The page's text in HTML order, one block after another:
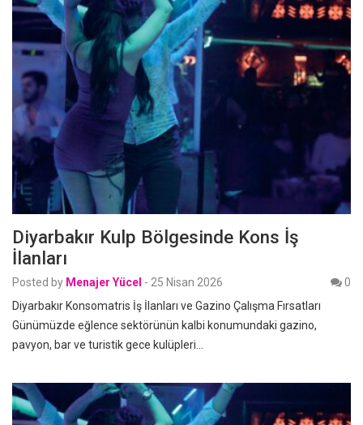
Diyarbakır Kulp Bölgesinde Kons İş
İlanları
Posted by Menajer Yücel - 25 Nisan 2026
0
Diyarbakır Konsomatris İş İlanları ve Gazino Çalışma Fırsatları
Günümüzde eğlence sektörünün kalbi konumundaki gazino,
pavyon, bar ve turistik gece kulüpleri…